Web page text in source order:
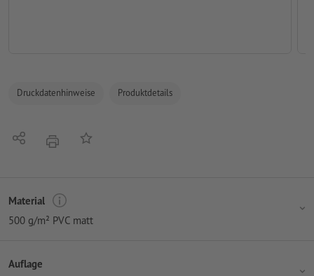
Druckdatenhinweise Produktdetails
Teilen DruckenAuf die Merkliste
Material
500 g/m² PVC matt
Auflage